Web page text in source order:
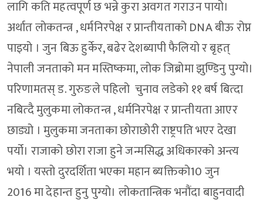
लागि कति महत्वपूर्ण छ भन्ने कुरा अवगत गराउन पायो।
अर्थात लोकतन्त्र , धर्मनिरपेक्ष र प्रान्तीयताको DNA बीऊ रोप्न
पाइयो । जुन बिऊ हुर्केर, बढेर देशब्यापी फैलियो र बृहत्
नेपाली जनताको मन मस्तिष्कमा, लोक जिब्रोमा झुण्डिनु पुग्यो।
परिणामतस् ड. गुरुङले पहिलो चुनाव लडेको ११ बर्ष बित्दा
नबित्दै मुलुकमा लोकतन्त्र , धर्मनिरपेक्ष र प्रान्तीयता आएर
छाड्यो । मुलुकमा जनताका छोराछोरी राष्ट्रपति भएर देखा
पर्यो। राजाको छोरा राजा हुने जन्मसिद्ध अधिकारको अन्त्य
भयो । यस्तो दुरदर्शिता भएका महान ब्यक्तिको10 जुन
2016 मा देहान्त हुनु पुग्यो। लोकतान्त्रिक भनौंदा बाहुनवादी